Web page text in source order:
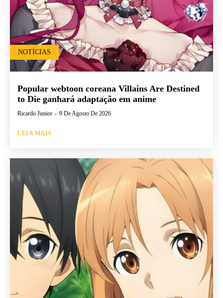
NOTÍCIAS
Popular webtoon coreana Villains Are Destined
to Die ganhará adaptação em anime
Ricardo Junior - 9 De Agosto De 2026
LEIA MAIS